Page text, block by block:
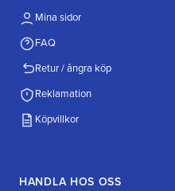
Mina sidor
FAQ
Retur / ångra köp
Reklamation
Köpvillkor
HANDLA HOS OSS